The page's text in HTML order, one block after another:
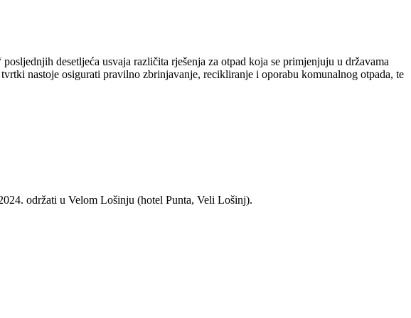
desetljeća usvaja različita rješenja za otpad koja se primjenjuju u državama
nastoje osigurati pravilno zbrinjavanje, recikliranje i oporabu komunalnog otpada, te
održati u Velom Lošinju (hotel Punta, Veli Lošinj).